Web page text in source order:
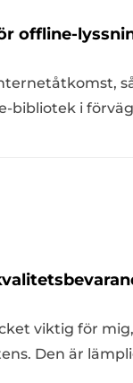
offline-
bibliotek i
viktig för
Den är